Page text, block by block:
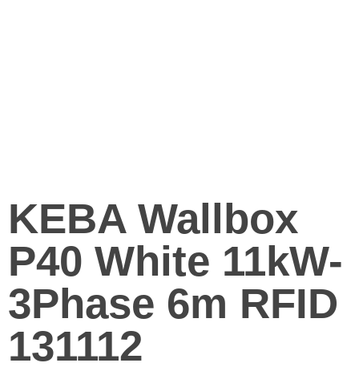
KEBA Wallbox
P40 White 11kW-
3Phase 6m RFID
131112